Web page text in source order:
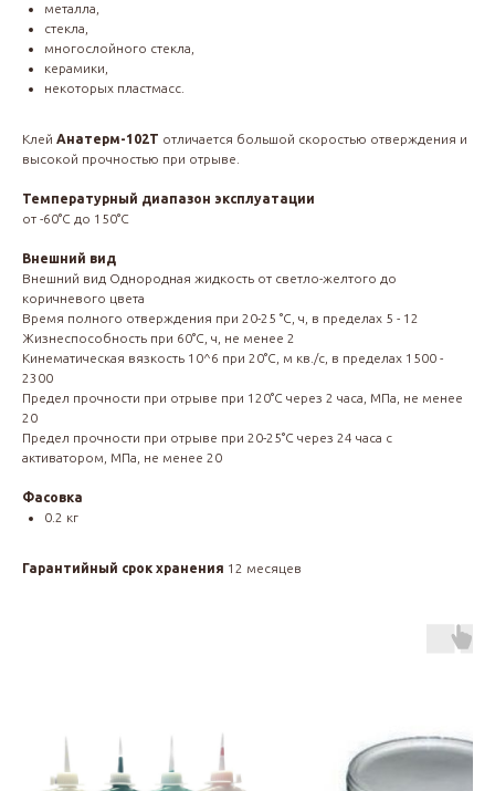
металла,
стекла,
многослойного стекла,
керамики,
некоторых пластмасс.
Клей Анатерм-102Т отличается большой скоростью отверждения и
высокой прочностью при отрыве.
Температурный диапазон эксплуатации
от -60°С до 150°С
Внешний вид
Внешний вид Однородная жидкость от светло-желтого до
коричневого цвета
Время полного отверждения при 20-25 °С, ч, в пределах 5 - 12
Жизнеспособность при 60°С, ч, не менее 2
Кинематическая вязкость 10^6 при 20°С, м кв./с, в пределах 1500 -
2300
Предел прочности при отрыве при 120°С через 2 часа, МПа, не менее
20
Предел прочности при отрыве при 20-25°С через 24 часа с
активатором, МПа, не менее 20
Фасовка
0.2 кг
Гарантийный срок хранения 12 месяцев